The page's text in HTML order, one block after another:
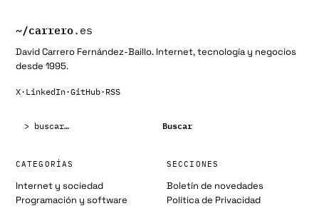
~/carrero.es
David Carrero Fernández-Baillo. Internet, tecnología y negocios
desde 1995.
X· LinkedIn·GitHub· RSS
Buscar
CATEGORÍAS
Internet y sociedad
Programación y software
SECCIONES
Boletín de novedades
Política de Privacidad